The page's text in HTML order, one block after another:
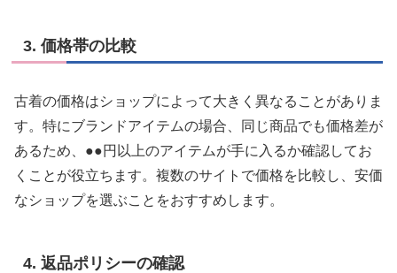
3. 価格帯の比較
古着の価格はショップによって大きく異なることがありま
す。特にブランドアイテムの場合、同じ商品でも価格差が
あるため、●●円以上のアイテムが手に入るか確認してお
くことが役立ちます。複数のサイトで価格を比較し、安価
なショップを選ぶことをおすすめします。
4. 返品ポリシーの確認